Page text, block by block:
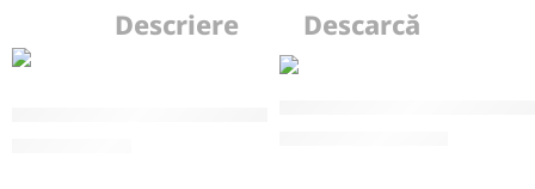
Descriere
Descarcă